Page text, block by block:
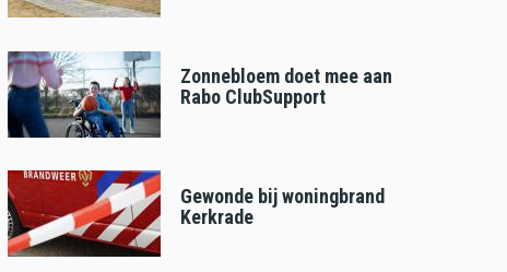
Zonnebloem doet mee aan
Rabo ClubSupport
Gewonde bij woningbrand
Kerkrade